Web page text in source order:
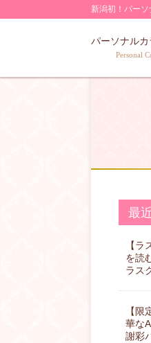
新潟初！パー
パーソナル
Personal
最
【
を読
ラス
【
華な
謝彩